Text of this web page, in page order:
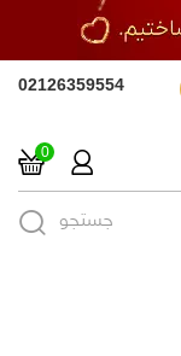
02126359554
0
جستجو